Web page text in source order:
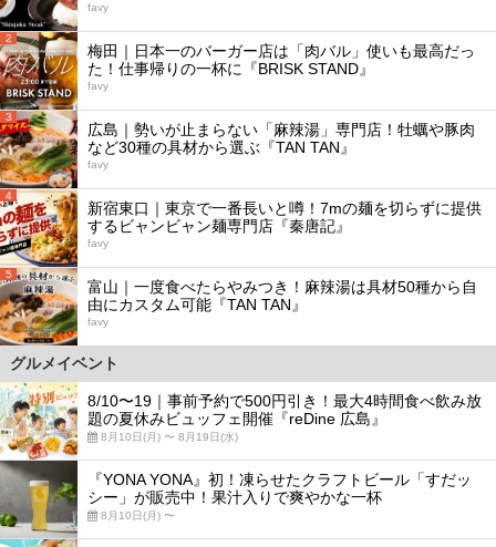
favy
2
梅田｜日本一のバーガー店は「肉バル」使いも最高だっ
た！仕事帰りの一杯に『BRISK STAND』
favy
3
広島｜勢いが止まらない「麻辣湯」専門店！牡蠣や豚肉
など30種の具材から選ぶ『TAN TAN』
favy
4
新宿東口｜東京で一番長いと噂！7mの麺を切らずに提供
するビャンビャン麺専門店『秦唐記』
favy
5
富山｜一度食べたらやみつき！麻辣湯は具材50種から自
由にカスタム可能『TAN TAN』
favy
グルメイベント
8/10〜19｜事前予約で500円引き！最大4時間食べ飲み放
題の夏休みビュッフェ開催『reDine 広島』
8月10日(月) 〜 8月19日(水)
『YONA YONA』初！凍らせたクラフトビール「すだッ
シー」が販売中！果汁入りで爽やかな一杯
8月10日(月) 〜